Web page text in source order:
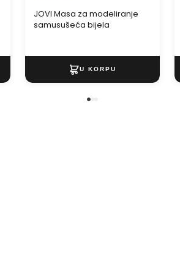
JOVI Masa za modeliranje
samusušeća bijela